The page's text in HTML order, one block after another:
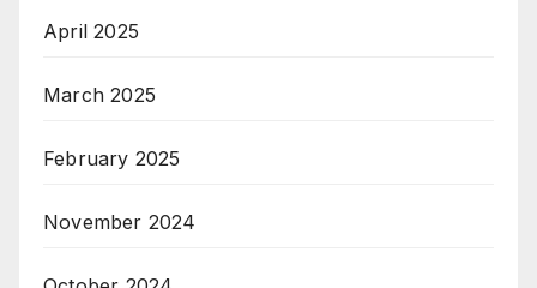
April 2025
March 2025
February 2025
November 2024